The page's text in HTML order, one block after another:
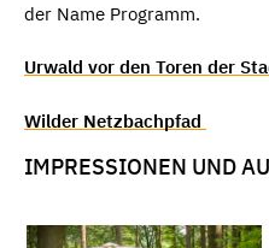
der Name Programm.
Urwald vor den Toren der
Wilder Netzbachpfad
IMPRESSIONEN UND